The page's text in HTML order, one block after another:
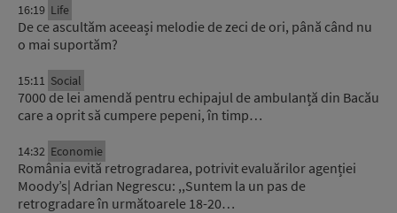
16:19 Life
De ce ascultăm aceeași melodie de zeci de ori, până când nu
o mai suportăm?
15:11 Social
7000 de lei amendă pentru echipajul de ambulanță din Bacău
care a oprit să cumpere pepeni, în timp…
14:32 Economie
România evită retrogradarea, potrivit evaluărilor agenției
Moody’s| Adrian Negrescu: ,,Suntem la un pas de
retrogradare în următoarele 18-20…